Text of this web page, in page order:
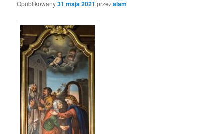
Opublikowany31 maja 2021 przezalam